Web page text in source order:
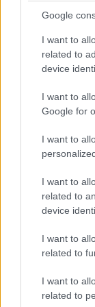
Google
I want to
related to
device
I want to
Google for
I want to
I want to
related to
device
I want to
related to
I want to
related to
63146